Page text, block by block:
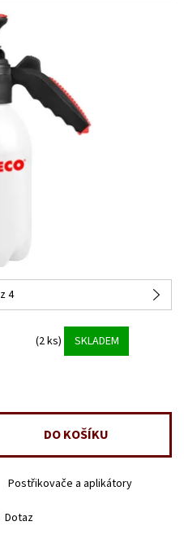
z 4
(2 ks) SKLADEM
Postřikovače a aplikátory
Dotaz